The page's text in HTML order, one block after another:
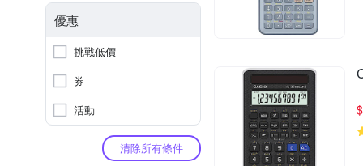
優惠
挑戰低價
券
活動
清除所有條件
$